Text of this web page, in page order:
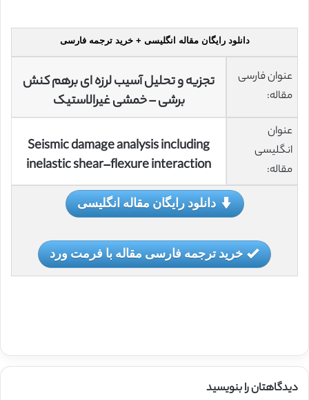
دانلود رایگان مقاله انگلیسی + خرید ترجمه فارسی
عنوان فارسی
مقاله:
تجزیه و تحلیل آسیب لرزه ای برهم کنش
برشی – خمشی غیرالاستیک
عنوان
انگلیسی
مقاله:
Seismic damage analysis including
inelastic shear–flexure interaction
دانلود رایگان مقاله انگلیسی
خرید ترجمه فارسی مقاله با فرمت ورد
دیدگاهتان را بنویسید